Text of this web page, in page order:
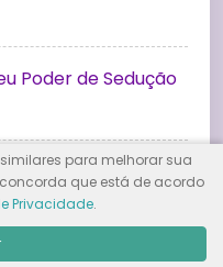
Poder de Sedução
Uma
e
para melhorar sua
que está de acordo
Privacidade.